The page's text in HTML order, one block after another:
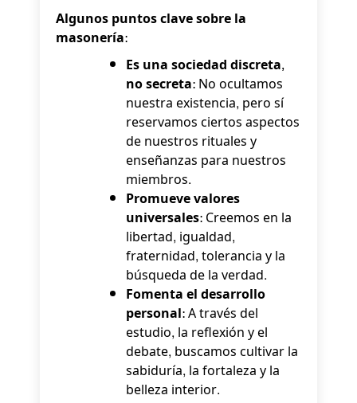
Algunos puntos clave sobre la
masonería:
Es una sociedad discreta,
no secreta:No ocultamos
nuestra existencia, pero sí
reservamos ciertos aspectos
de nuestros rituales y
enseñanzas para nuestros
miembros.
Promueve valores
universales:Creemos en la
libertad, igualdad,
fraternidad, tolerancia y la
búsqueda de la verdad.
Fomenta el desarrollo
personal:A través del
estudio, la reflexión y el
debate, buscamos cultivar la
sabiduría, la fortaleza y la
belleza interior.